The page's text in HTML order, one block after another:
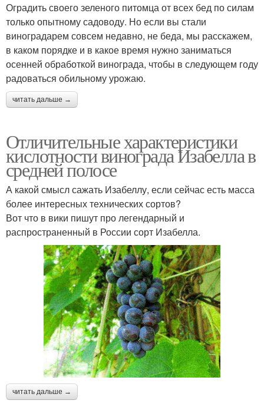
Оградить своего зеленого питомца от всех бед по силам
только опытному садоводу. Но если вы стали
виноградарем совсем недавно, не беда, мы расскажем,
в каком порядке и в какое время нужно заниматься
осенней обработкой винограда, чтобы в следующем году
радоваться обильному урожаю.
читать дальше →
Отличительные характеристики
кислотности винограда Изабелла в
средней полосе
А какой смысл сажать Изабеллу, если сейчас есть масса
более интересных технических сортов?
Вот что в вики пишут про легендарный и
распространенный в России сорт Изабелла.
читать дальше →